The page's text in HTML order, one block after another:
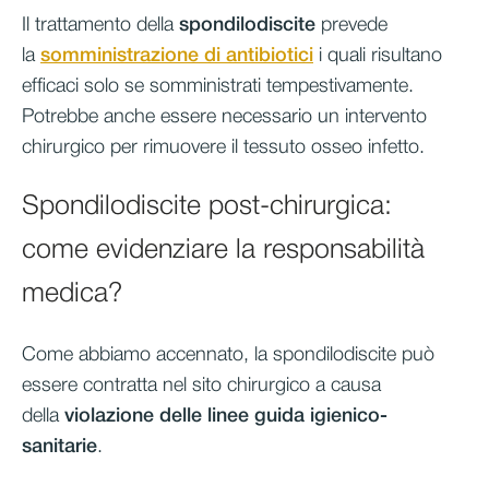
Il trattamento della spondilodiscite prevede
la somministrazione di antibiotici i quali risultano
efficaci solo se somministrati tempestivamente.
Potrebbe anche essere necessario un intervento
chirurgico per rimuovere il tessuto osseo infetto.
Spondilodiscite post-chirurgica:
come evidenziare la responsabilità
medica?
Come abbiamo accennato, la spondilodiscite può
essere contratta nel sito chirurgico a causa
della violazione delle linee guida igienico-
sanitarie.